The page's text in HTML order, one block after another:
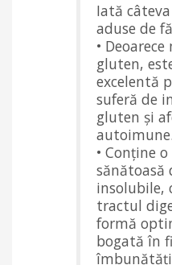
Iată
aduse de
•
gluten,
excelentă
suferă de
gluten și
autoimune.
• Conține
sănătoasă
insolubile,
tractul
formă
bogată în